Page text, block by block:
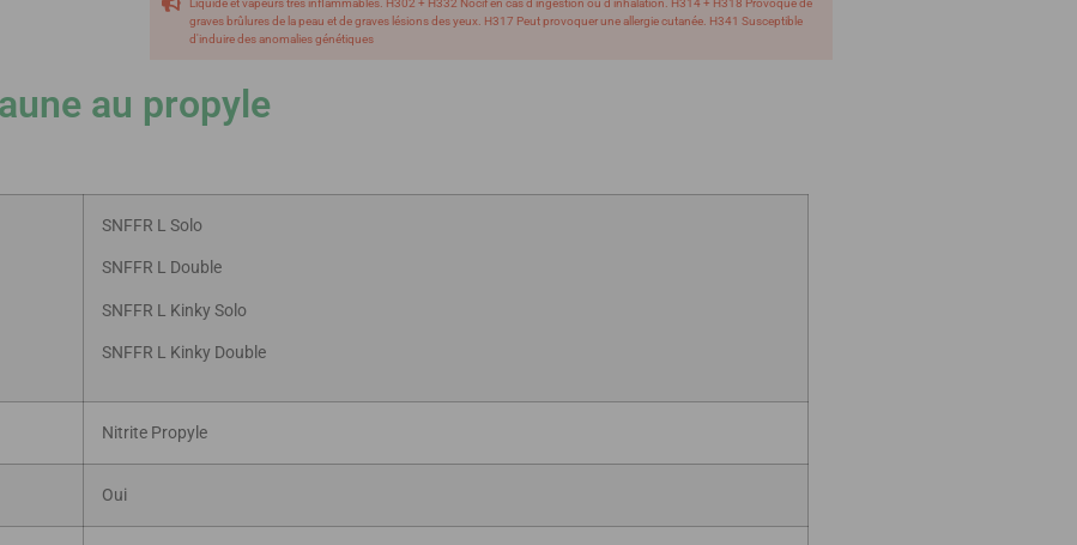
Liquide et vapeurs très inflammables. H302 + H332 Nocif en cas d’ingestion ou d’inhalation. H314 + H318 Provoque de
graves brûlures de la peau et de graves lésions des yeux. H317 Peut provoquer une allergie cutanée. H341 Susceptible
d'induire des anomalies génétiques
au propyle
SNFFR L Solo
SNFFR L Double
SNFFR L Kinky Solo
SNFFR L Kinky Double
Nitrite Propyle
Oui